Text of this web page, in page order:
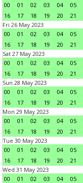
00
01 02 03 04 05
16
17 18 19 20 21
Fri 26 May 2023
00
01 02 03 04 05
16
17 18 19 20 21
Sat 27 May 2023
00
01 02 03 04 05
16
17 18 19 20 21
Sun 28 May 2023
00
01 02 03 04 05
16
17 18 19 20 21
Mon 29 May 2023
00
01 02 03 04 05
16
17 18 19 20 21
Tue 30 May 2023
00
01 02 03 04 05
16
17 18 19 20 21
Wed 31 May 2023
00
01 02 03 04 05